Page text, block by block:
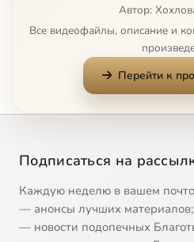
Как поступить в
Крещение и
Крещение ребёнка
14 О любви, о семье, о
Автор:
Все видеофайлы, описание и
Перейти к
Подписаться на
Каждую неделю в вашем
— анонсы лучших материалов;
— новости подопечных